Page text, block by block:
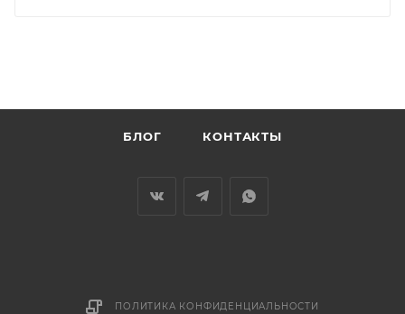
БЛОГ КОНТАКТЫ
ПОЛИТИКА КОНФИДЕНЦИАЛЬНОСТИ